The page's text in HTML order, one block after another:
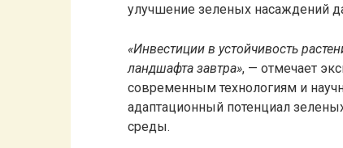
улучшение зеленых насаждений
«Инвестиции в устойчивость
ландшафта завтра», — отмечает
современным технологиям и
адаптационный потенциал
среды.